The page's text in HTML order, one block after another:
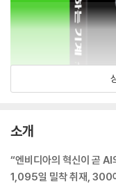
소개
“엔비디아의 혁신이 곧
1,095일 밀착 취재, 300